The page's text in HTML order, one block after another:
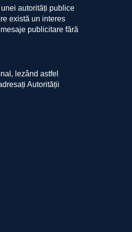
autorități publice
există un interes
publicitare fără
lezând astfel
Autorității